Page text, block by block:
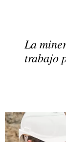
La
trabajo